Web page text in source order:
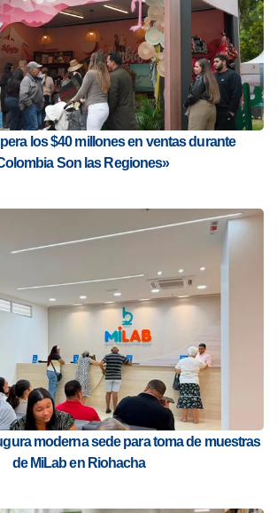
los $40 millones en ventas durante
Son las Regiones»
moderna sede para toma de muestras
de MiLab en Riohacha